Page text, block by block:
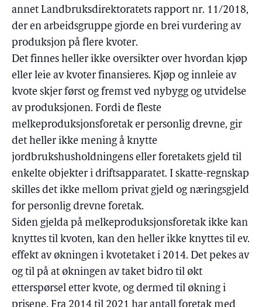
annet Landbruksdirektoratets rapport nr. 11/2018,
der en arbeidsgruppe gjorde en brei vurdering av
produksjon på flere kvoter.
Det finnes heller ikke oversikter over hvordan kjøp
eller leie av kvoter finansieres. Kjøp og innleie av
kvote skjer først og fremst ved nybygg og utvidelse
av produksjonen. Fordi de fleste
melkeproduksjonsforetak er personlig drevne, gir
det heller ikke mening å knytte
jordbrukshusholdningens eller foretakets gjeld til
enkelte objekter i driftsapparatet. I skatte-regnskap
skilles det ikke mellom privat gjeld og næringsgjeld
for personlig drevne foretak.
Siden gjelda på melkeproduksjonsforetak ikke kan
knyttes til kvoten, kan den heller ikke knyttes til ev.
effekt av økningen i kvotetaket i 2014. Det pekes av
og til på at økningen av taket bidro til økt
etterspørsel etter kvote, og dermed til økning i